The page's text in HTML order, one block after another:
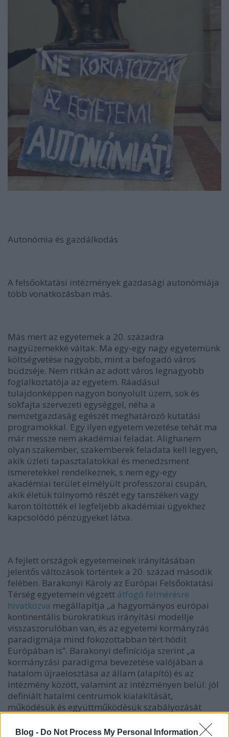
Blog - Do Not Process My Personal Information
Autonómia és gazdálkodás
A felsőoktatási intézmények gazdasági autonómiája
több vonatkozásban más.
Más mert az egyetemek a 20. századra
nagyüzemekké váltak. Ma egy-egy nagy egyetemünk
költségvetése nagyobb, mint a befogadó város
büdzséje. Nem ritkán az adott város legnagyobb
foglalkoztatója az egyetem. Ráadásul
tulajdonképpen nagyon bonyolult üzem, sok és
sokfajta szervezeti egységgel, néha a
nemzetgazdaság egészét meghatározó kutatási
programokkal. Egy ilyen egyetem vezetése tehát ma
már messze nem akadémiai feladat. Alighanem
olyan szakember, szakemberek feladata kell legyen,
akik üzleti tapasztalatokkal és menedzsment
ismeretekkel rendelkeznek, s nem egy-egy
akadémiai terület elmélyült professzorai csupán,
akik életük túlnyomó részét egy tanszéken vagy
karon töltötték el legfeljebb akadémiai ügyekhez
kapcsolódó pénzügyeket látva.
A fejlett országok egyetemeinek irányításában
jelentős változások történtek a 20. század második
felében. Barakonyi Károly az Európai Felsőoktatási
Térség egyetemein végzett átfogó felmérésre
hivatkozva megállapítja „a hagyományos európai
kontinentális bürokratikus irányítási modellje
visszaszorulóban van, és az egyetemi kormányzás
paradigmája mind fokozottabban tért hódit
Európában is”. Barakonyi definíciója szerint „a
kormányzási paradigma bevezetése valójában a
hatalom újraelosztása az állam (alapító) és az
intézmény között, valamint az intézményen belül: jól
definiált hatalmi centrumok kialakítását,
működésük és együttműködésük szabályozását
jelenti.” Ehhez hozzáfűzi: „Az új európai egyetemi